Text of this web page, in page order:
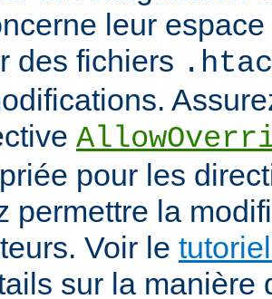
leur
des fichiers
pour les
permettre la
Voir le
sur la manière